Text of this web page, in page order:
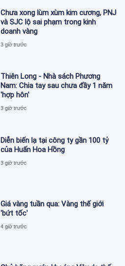
Chưa xong lùm xùm kim cương, PNJ
và SJC lộ sai phạm trong kinh
doanh vàng
3 giờ trước
Thiên Long - Nhà sách Phương
Nam: Chia tay sau chưa đầy 1 năm
'hợp hôn'
3 giờ trước
Diễn biến lạ tại công ty gần 100 tỷ
của Huấn Hoa Hồng
3 giờ trước
Giá vàng tuần qua: Vàng thế giới
'bứt tốc'
4 giờ trước